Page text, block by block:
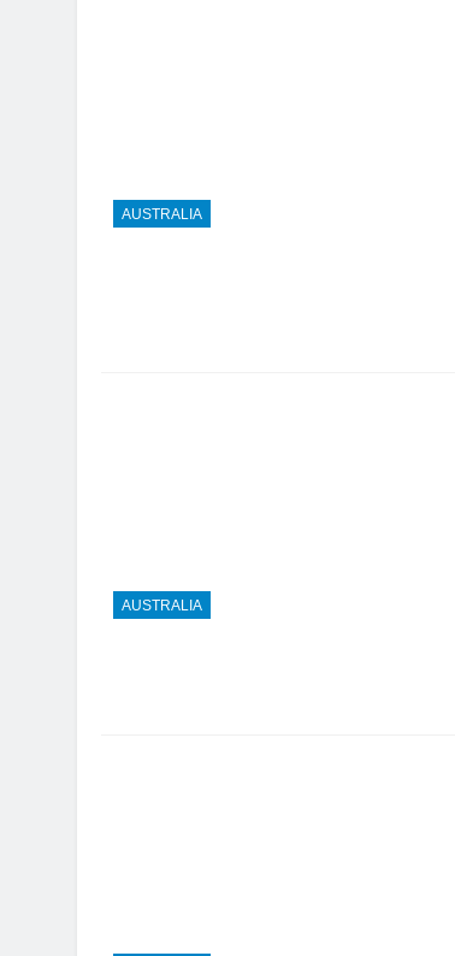
AUSTRALIA
AUSTRALIA